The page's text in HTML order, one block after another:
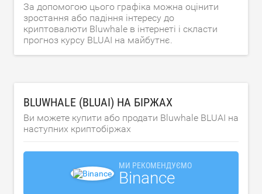
За допомогою цього графіка можна оцінити
зростання або падіння інтересу до
криптовалюти Bluwhale в інтернеті і скласти
прогноз курсу BLUAI на майбутнє.
BLUWHALE (BLUAI) НА БІРЖАХ
Ви можете купити або продати Bluwhale BLUAI на
наступних криптобіржах
МИ РЕКОМЕНДУЄМО
Binance